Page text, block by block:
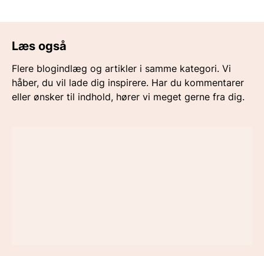
Læs også
Flere blogindlæg og artikler i samme kategori. Vi
håber, du vil lade dig inspirere. Har du kommentarer
eller ønsker til indhold, hører vi meget gerne fra dig.